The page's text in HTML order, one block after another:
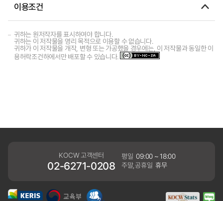
이용조건
귀하는 원저작자를 표시하여야 합니다.
귀하는 이 저작물을 영리 목적으로 이용할 수 없습니다.
귀하가 이 저작물을 개작, 변형 또는 가공했을 경우에는, 이 저작물과 동일한 이
용허락조건하에서만 배포할 수 있습니다.
KOCW 고객센터
02-6271-0208
평일 09:00 ~ 18:00
주말,공휴일 휴무